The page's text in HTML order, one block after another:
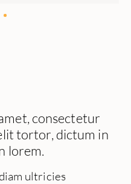
consectetur
tortor, dictum in
lorem.
ultricies